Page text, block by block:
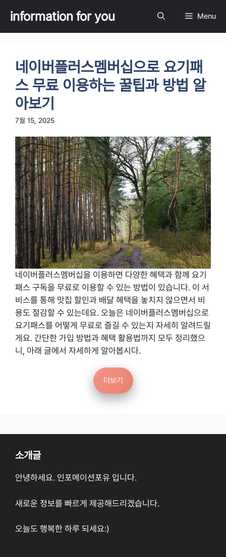
content
information for you Menu
네이버플러스멤버십으로 요기패
스 무료 이용하는 꿀팁과 방법 알
아보기
7월 15, 2025
네이버플러스멤버십을 이용하면 다양한 혜택과 함께 요기
패스 구독을 무료로 이용할 수 있는 방법이 있습니다. 이 서
비스를 통해 맛집 할인과 배달 혜택을 놓치지 않으면서 비
용도 절감할 수 있는데요. 오늘은 네이버플러스멤버십으로
요기패스를 어떻게 무료로 즐길 수 있는지 자세히 알려드릴
게요. 간단한 가입 방법과 혜택 활용법까지 모두 정리했으
니, 아래 글에서 자세하게 알아봅시다.
더보기
소개글
안녕하세요. 인포메이션포유 입니다.
새로운 정보를 빠르게 제공해드리겠습니다.
오늘도 행복한 하루 되세요:)